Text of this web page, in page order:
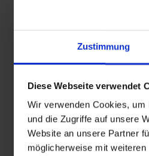
Zustimmung
Diese Webseite verwendet
Wir verwenden Cookies,
und die Zugriffe auf unsere
Website an unsere Partner
möglicherweise mit